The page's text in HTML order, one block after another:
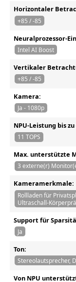
Horizontaler
+85 / -85
Neuralprozessor-
Intel AI Boost
Vertikaler
+85 / -85
Kamera:
Ja - 1080p
NPU-Leistung bis zu
11 TOPS
Max. unterstützte
3 externe(r)
Kameramerkmale:
Rollladen für
Ultraschall-
Support für
Ja
Ton:
Stereolautsprecher,
Von NPU